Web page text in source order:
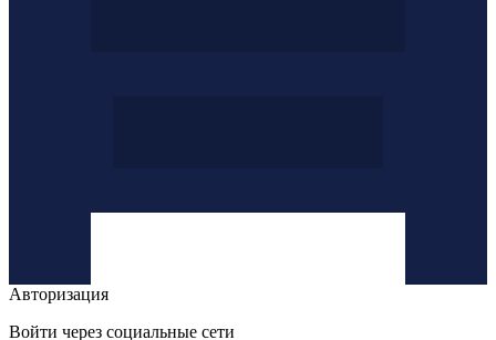
Авторизация
Войти через социальные сети